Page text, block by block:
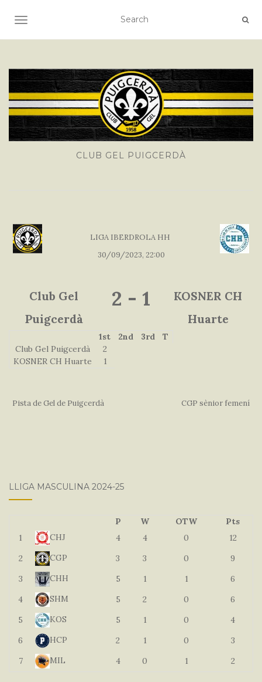
TOGGLE NAVIGATION
CLUB GEL PUIGCERDÀ
LIGA IBERDROLA HH
30/09/2023, 22:00
Club Gel
Puigcerdà
2 - 1
KOSNER CH
Huarte
1st 2nd 3rd
T
Club Gel Puigcerdà
2
KOSNER CH Huarte
1
Pista de Gel de Puigcerdà CGP sènior femení
LLIGA MASCULINA 2024-25
P W OTW
Pts
1
CHJ 4 4 0
12
2
CGP 3 3 0
9
3
CHH 5 1 1
6
4
SHM 5 2 0
6
5
KOS 5 1 0
4
6
HCP 2 1 0
3
7
MIL 4 0 1 2